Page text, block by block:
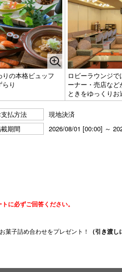
りの本格ビュッフ
り
ロビーラウンジ
ーナー・売店な
ときをゆっくりお
払方法
現地決済
期間 2026/08/01 [00:00] ～
に必ずご回答ください。
菓子詰め合わせをプレゼント！
（引き渡